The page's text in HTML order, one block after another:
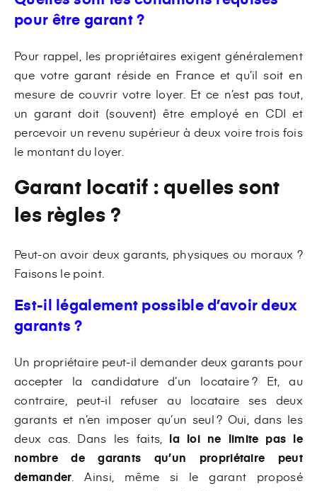
pour être garant ?
Pour rappel, les propriétaires exigent généralement
que votre garant réside en France et qu’il soit en
mesure de couvrir votre loyer. Et ce n’est pas tout,
un garant doit (souvent) être employé en CDI et
percevoir un revenu supérieur à deux voire trois fois
le montant du loyer.
Garant locatif : quelles sont
les règles ?
Peut-on avoir deux garants, physiques ou moraux ?
Faisons le point.
Est-il légalement possible d’avoir deux
garants ?
Un propriétaire peut-il demander deux garants pour
accepter la candidature d’un locataire ? Et, au
contraire, peut-il refuser au locataire ses deux
garants et n’en imposer qu’un seul ? Oui, dans les
deux cas. Dans les faits, la loi ne limite pas le
nombre de garants qu’un propriétaire peut
demander . Ainsi, même si le garant proposé